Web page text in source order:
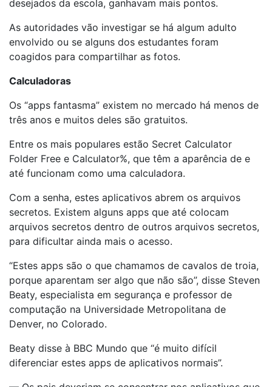
desejados da escola, ganhavam mais pontos.
As autoridades vão investigar se há algum adulto
envolvido ou se alguns dos estudantes foram
coagidos para compartilhar as fotos.
Calculadoras
Os “apps fantasma” existem no mercado há menos de
três anos e muitos deles são gratuitos.
Entre os mais populares estão Secret Calculator
Folder Free e Calculator%, que têm a aparência de e
até funcionam como uma calculadora.
Com a senha, estes aplicativos abrem os arquivos
secretos. Existem alguns apps que até colocam
arquivos secretos dentro de outros arquivos secretos,
para dificultar ainda mais o acesso.
“Estes apps são o que chamamos de cavalos de troia,
porque aparentam ser algo que não são”, disse Steven
Beaty, especialista em segurança e professor de
computação na Universidade Metropolitana de
Denver, no Colorado.
Beaty disse à BBC Mundo que “é muito difícil
diferenciar estes apps de aplicativos normais”.